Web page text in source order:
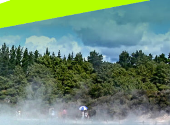
de nossos clientes.
realizada pelas nossos
protegidas quanto a